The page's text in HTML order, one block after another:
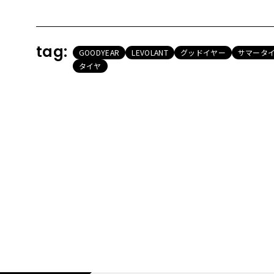
tag: GOODYEAR LEVOLANT グッドイヤー
サマータ
タイヤ